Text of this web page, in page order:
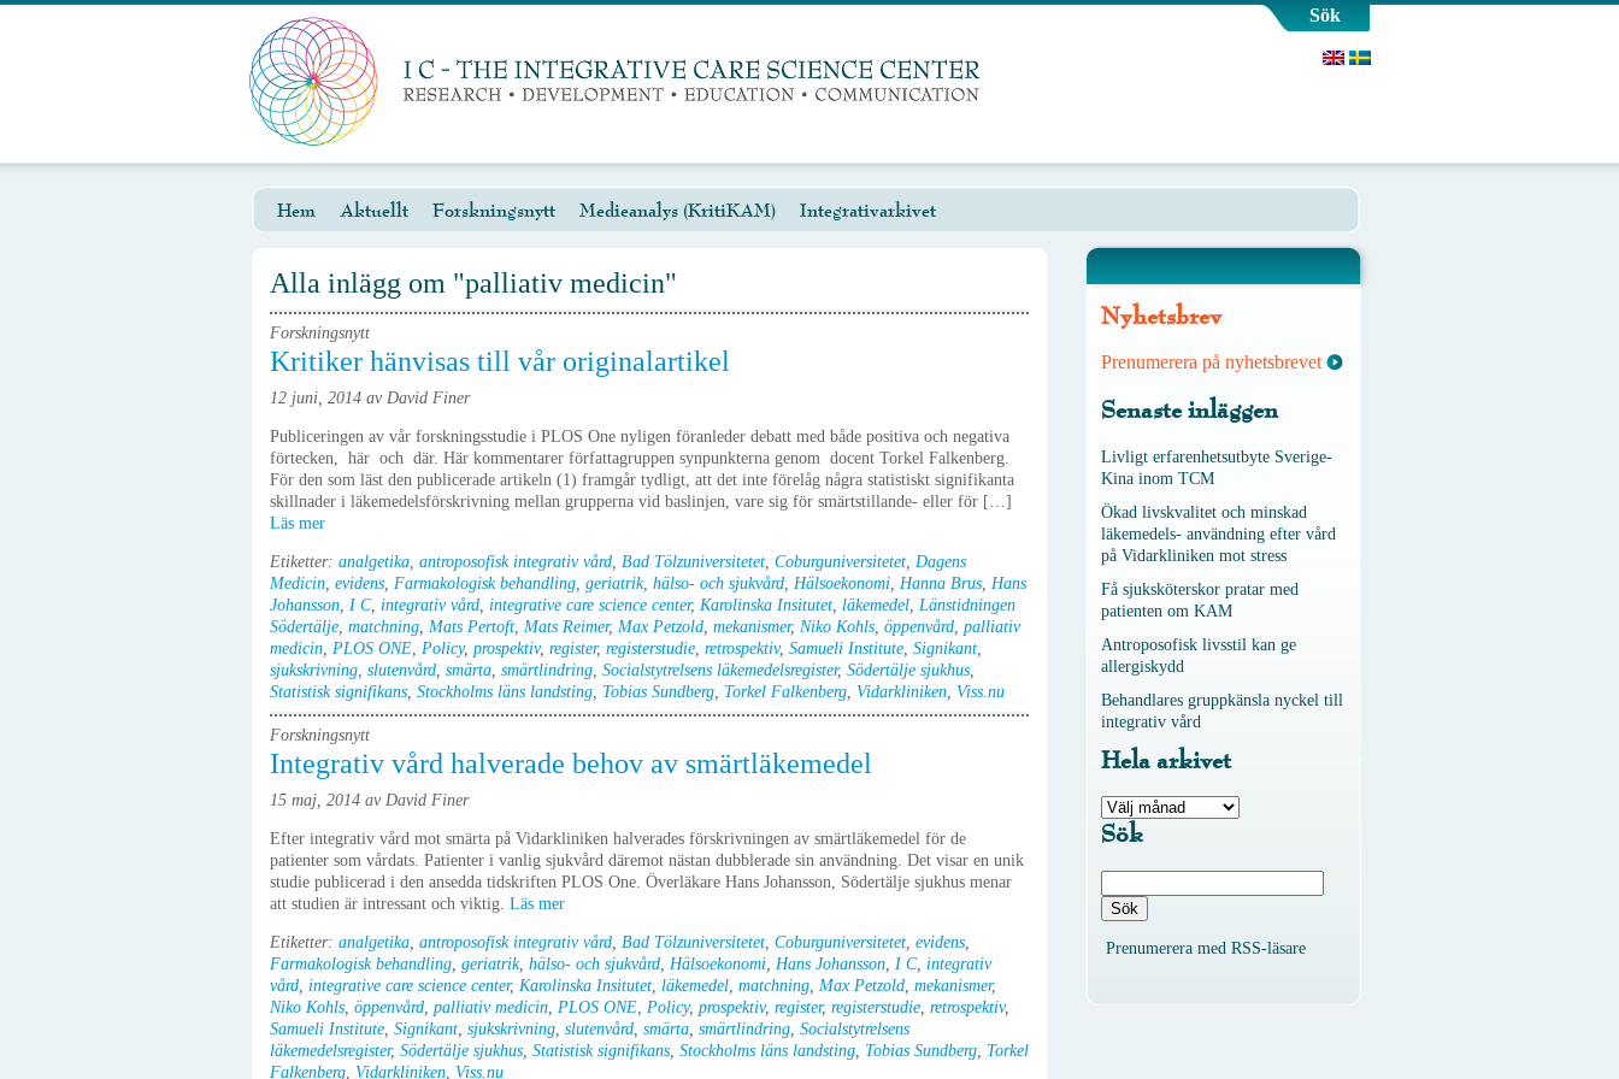
Sök
Hem Aktuellt Forskningsnytt Medieanalys (KritiKAM) Integrativarkivet
Alla inlägg om "palliativ medicin"
Forskningsnytt
Kritiker hänvisas till vår originalartikel
12 juni, 2014 av David Finer
Publiceringen av vår forskningsstudie i PLOS One nyligen föranleder debatt med både positiva och negativa
förtecken, här och där. Här kommentarer författagruppen synpunkterna genom docent Torkel Falkenberg.
För den som läst den publicerade artikeln (1) framgår tydligt, att det inte förelåg några statistiskt signifikanta
skillnader i läkemedelsförskrivning mellan grupperna vid baslinjen, vare sig för smärtstillande- eller för […]
Läs mer
Etiketter: analgetika, antroposofisk integrativ vård, Bad Tölzuniversitetet, Coburguniversitetet, Dagens
Medicin, evidens, Farmakologisk behandling, geriatrik, hälso- och sjukvård, Hälsoekonomi, Hanna Brus, Hans
Johansson, I C, integrativ vård, integrative care science center, Karolinska Insitutet, läkemedel, Länstidningen
Södertälje, matchning, Mats Pertoft, Mats Reimer, Max Petzold, mekanismer, Niko Kohls, öppenvård, palliativ
medicin, PLOS ONE, Policy, prospektiv, register, registerstudie, retrospektiv, Samueli Institute, Signikant,
sjukskrivning, slutenvård, smärta, smärtlindring, Socialstytrelsens läkemedelsregister, Södertälje sjukhus,
Statistisk signifikans, Stockholms läns landsting, Tobias Sundberg, Torkel Falkenberg, Vidarkliniken, Viss.nu
Forskningsnytt
Integrativ vård halverade behov av smärtläkemedel
15 maj, 2014 av David Finer
Efter integrativ vård mot smärta på Vidarkliniken halverades förskrivningen av smärtläkemedel för de
patienter som vårdats. Patienter i vanlig sjukvård däremot nästan dubblerade sin användning. Det visar en unik
studie publicerad i den ansedda tidskriften PLOS One. Överläkare Hans Johansson, Södertälje sjukhus menar
att studien är intressant och viktig. Läs mer
Etiketter: analgetika, antroposofisk integrativ vård, Bad Tölzuniversitetet, Coburguniversitetet, evidens,
Farmakologisk behandling, geriatrik, hälso- och sjukvård, Hälsoekonomi, Hans Johansson, I C, integrativ
vård, integrative care science center, Karolinska Insitutet, läkemedel, matchning, Max Petzold, mekanismer,
Niko Kohls, öppenvård, palliativ medicin, PLOS ONE, Policy, prospektiv, register, registerstudie, retrospektiv,
Samueli Institute, Signikant, sjukskrivning, slutenvård, smärta, smärtlindring, Socialstytrelsens
läkemedelsregister, Södertälje sjukhus, Statistisk signifikans, Stockholms läns landsting, Tobias Sundberg, Torkel
Falkenberg, Vidarkliniken, Viss.nu
Nyhetsbrev
Prenumerera på nyhetsbrevet
Senaste inläggen
Livligt erfarenhetsutbyte Sverige-
Kina inom TCM
Ökad livskvalitet och minskad
läkemedels- användning efter vård
på Vidarkliniken mot stress
Få sjuksköterskor pratar med
patienten om KAM
Antroposofisk livsstil kan ge
allergiskydd
Behandlares gruppkänsla nyckel till
integrativ vård
Hela arkivet
Hela
arkivet
Sök
efter:
Prenumerera med RSS-läsare